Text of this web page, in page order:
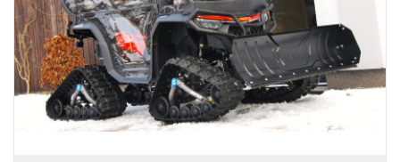
Kayo
Kentoya
Kymco 2
Morbidelli